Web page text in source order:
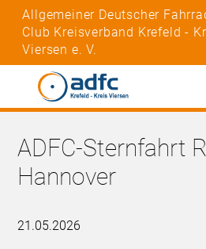
Allgemeiner Deutscher
Club Kreisverband Krefeld -
Viersen e. V.
ADFC-Sternfahrt
Hannover
21.05.2026